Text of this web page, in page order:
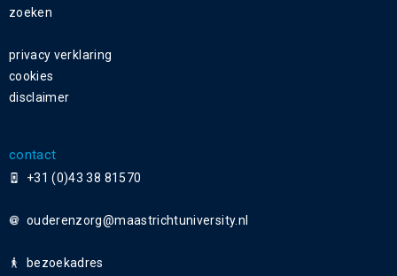
zoeken
privacy verklaring
cookies
disclaimer
contact
+31 (0)43 38 81570
ouderenzorg
bezoekadres